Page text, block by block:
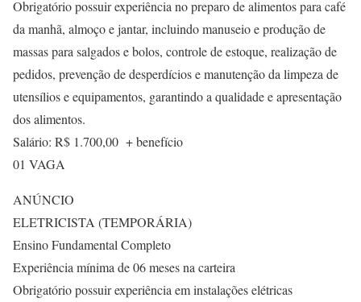
Obrigatório possuir experiência no preparo de alimentos para café
da manhã, almoço e jantar, incluindo manuseio e produção de
massas para salgados e bolos, controle de estoque, realização de
pedidos, prevenção de desperdícios e manutenção da limpeza de
utensílios e equipamentos, garantindo a qualidade e apresentação
dos alimentos.
Salário: R$ 1.700,00 + benefício
01 VAGA
ANÚNCIO
ELETRICISTA (TEMPORÁRIA)
Ensino Fundamental Completo
Experiência mínima de 06 meses na carteira
Obrigatório possuir experiência em instalações elétricas